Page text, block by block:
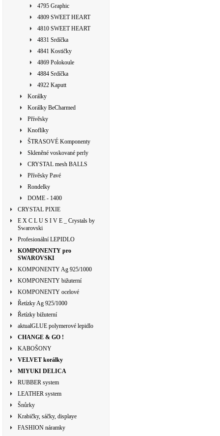
4795 Graphic
4809 SWEET HEART
4810 SWEET HEART
4831 Srdíčka
4841 Kostičky
4869 Polokoule
4884 Srdíčka
4922 Kaputt
Korálky
Korálky BeCharmed
Přívěsky
Knoflíky
ŠTRASOVÉ Komponenty
Skleněné voskované perly
CRYSTAL mesh BALLS
Přívěsky Pavé
Rondelky
DOME - 1400
CRYSTAL PIXIE
E X C L U S I V E _ Crystals by
Swarovski
Profesionální LEPIDLO
KOMPONENTY pro
SWAROVSKI
KOMPONENTY Ag 925/1000
KOMPONENTY bižuterní
KOMPONENTY ocelové
Řetízky Ag 925/1000
Řetízky bižuterní
aktualGLUE polymerové lepidlo
CHANGE & GO !
KABOŠONY
VELVET korálky
MIYUKI DELICA
RUBBER system
LEATHER system
Šnůrky
Krabičky, sáčky, displaye
FASHION náramky